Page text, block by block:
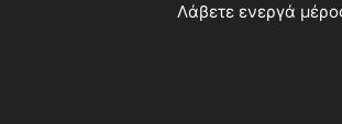
Λάβετε ενεργά